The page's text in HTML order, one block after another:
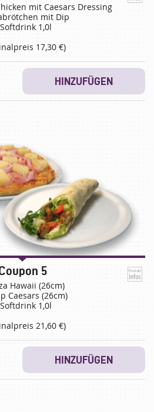
mit Caesars Dressing
mit Dip
1,0l
17,30 €)
HINZUFÜGEN
5
Hawaii (26cm)
Caesars (26cm)
1,0l
21,60 €)
HINZUFÜGEN